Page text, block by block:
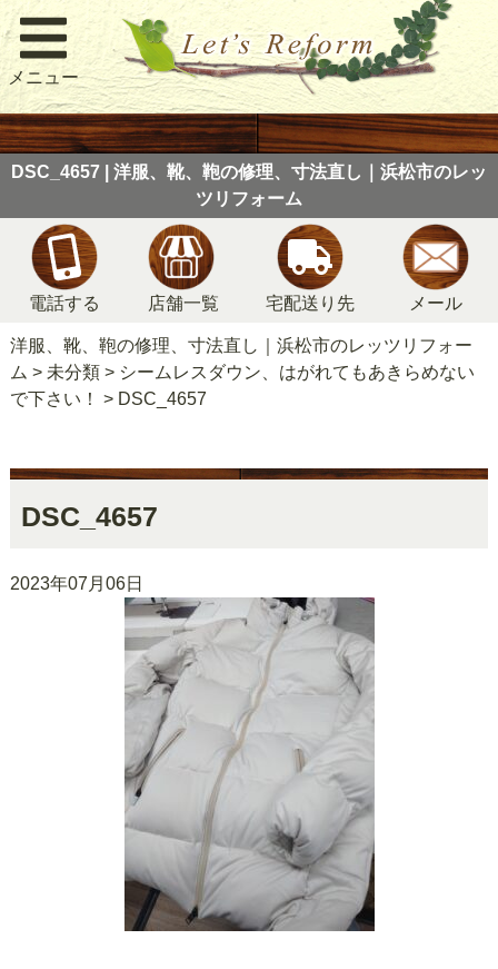
メニュー
DSC_4657 | 洋服、靴、鞄の修理、寸法直し｜浜松市のレッ
ツリフォーム
電話する 店舗一覧 宅配送り先 メール
洋服、靴、鞄の修理、寸法直し｜浜松市のレッツリフォー
ム > 未分類> シームレスダウン、はがれてもあきらめない
で下さい！
> DSC_4657
DSC_4657
2023年07月06日